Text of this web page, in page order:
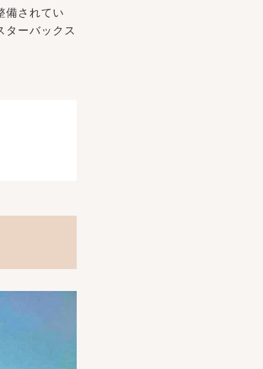
備されてい
ターバックス